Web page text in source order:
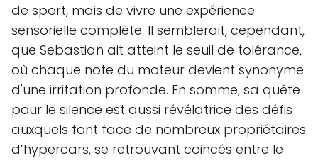
de sport, mais de vivre une expérience
sensorielle complète. Il semblerait, cependant,
que Sebastian ait atteint le seuil de tolérance,
où chaque note du moteur devient synonyme
d'une irritation profonde. En somme, sa quête
pour le silence est aussi révélatrice des défis
auxquels font face de nombreux propriétaires
d’hypercars, se retrouvant coincés entre le